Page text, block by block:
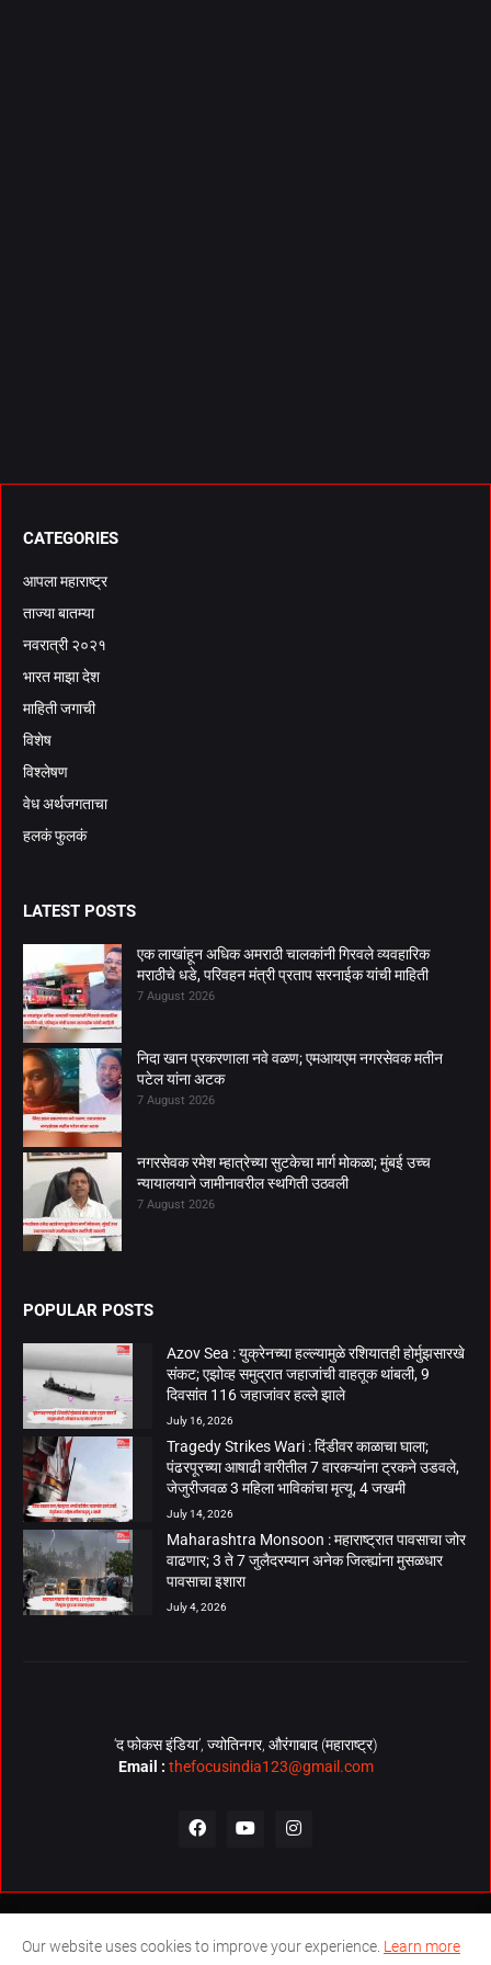
CATEGORIES
आपला महाराष्ट्र
ताज्या बातम्या
नवरात्री २०२१
भारत माझा देश
माहिती जगाची
विशेष
विश्लेषण
वेध अर्थजगताचा
हलकं फुलकं
LATEST POSTS
एक लाखांहून अधिक अमराठी चालकांनी गिरवले व्यवहारिक
मराठीचे धडे, परिवहन मंत्री प्रताप सरनाईक यांची माहिती
7 August 2026
निदा खान प्रकरणाला नवे वळण; एमआयएम नगरसेवक मतीन
पटेल यांना अटक
7 August 2026
नगरसेवक रमेश म्हात्रेच्या सुटकेचा मार्ग मोकळा; मुंबई उच्च
न्यायालयाने जामीनावरील स्थगिती उठवली
7 August 2026
POPULAR POSTS
Azov Sea : युक्रेनच्या हल्ल्यामुळे रशियातही होर्मुझसारखे
संकट; एझोव्ह समुद्रात जहाजांची वाहतूक थांबली, 9
दिवसांत 116 जहाजांवर हल्ले झाले
July 16, 2026
Tragedy Strikes Wari : दिंडीवर काळाचा घाला;
पंढरपूरच्या आषाढी वारीतील 7 वारकऱ्यांना ट्रकने उडवले,
जेजुरीजवळ 3 महिला भाविकांचा मृत्यू, 4 जखमी
July 14, 2026
Maharashtra Monsoon : महाराष्ट्रात पावसाचा जोर
वाढणार; 3 ते 7 जुलैदरम्यान अनेक जिल्ह्यांना मुसळधार
पावसाचा इशारा
July 4, 2026
‘द फोकस इंडिया’, ज्योतिनगर, औरंगाबाद (महाराष्ट्र)
Email : thefocusindia123@gmail.com
About Us Contact Us The Focus India Policy
Our website uses cookies to improve your experience. Learn more